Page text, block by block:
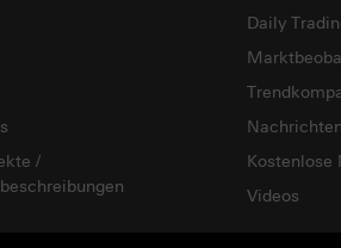
/
Daily
Nachrichten
Kostenlose
Videos